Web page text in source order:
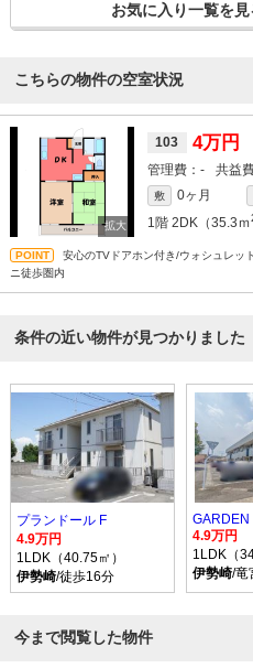
お気に入り一覧を見
こちらの物件の空室状況
103 4万円
-
敷 0ヶ月
1階 2DK（35.3ｍ
安心のTVドアホン付き/ウォシュレッ
ニ徒歩圏内
条件の近い物件が見つかりました
プランドール F
4.9万円
1LDK（40.75㎡）
伊勢崎/徒歩16分
GARDEN
4.9万円
1LDK（
伊勢崎/
今まで閲覧した物件